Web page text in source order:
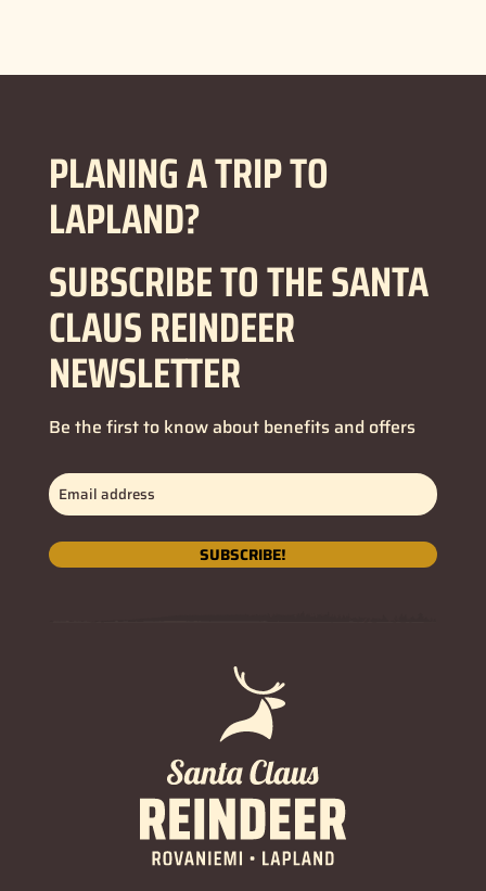
PLANING A TRIP TO
LAPLAND?
SUBSCRIBE TO THE SANTA
CLAUS REINDEER
NEWSLETTER
Be the first to know about benefits and offers
Email
address(erforderlich)
SUBSCRIBE!